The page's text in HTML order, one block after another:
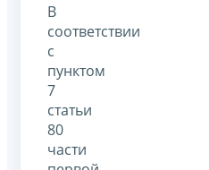
В
соответствии
с
пунктом
7
статьи
80
части